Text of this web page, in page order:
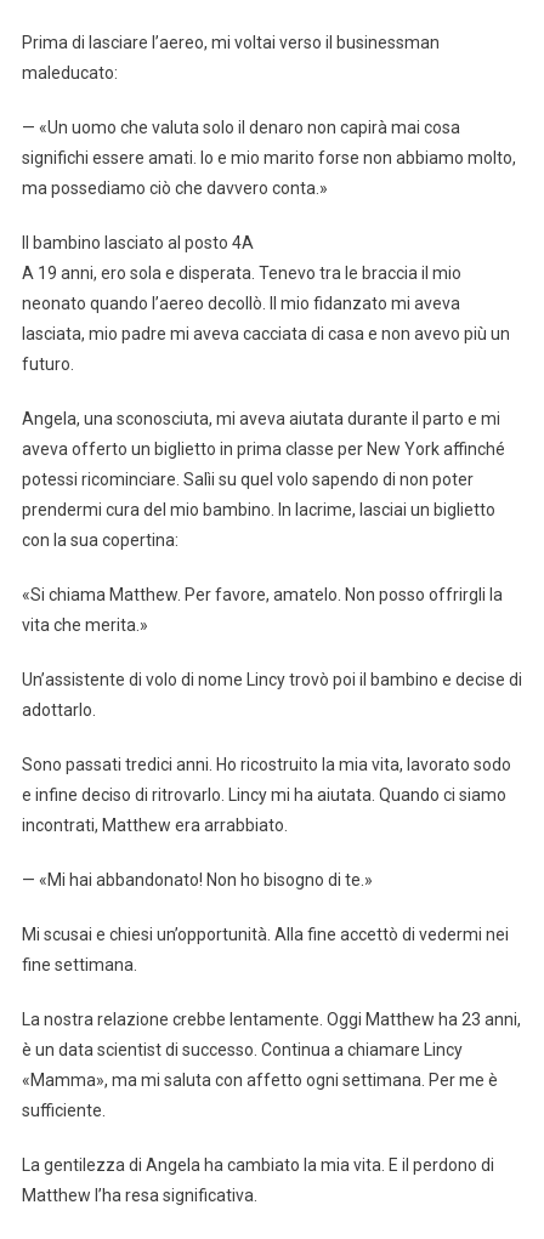
Prima di lasciare l’aereo, mi voltai verso il businessman
maleducato:
— «Un uomo che valuta solo il denaro non capirà mai cosa
significhi essere amati. Io e mio marito forse non abbiamo molto,
ma possediamo ciò che davvero conta.»
Il bambino lasciato al posto 4A
A 19 anni, ero sola e disperata. Tenevo tra le braccia il mio
neonato quando l’aereo decollò. Il mio fidanzato mi aveva
lasciata, mio padre mi aveva cacciata di casa e non avevo più un
futuro.
Angela, una sconosciuta, mi aveva aiutata durante il parto e mi
aveva offerto un biglietto in prima classe per New York affinché
potessi ricominciare. Salìi su quel volo sapendo di non poter
prendermi cura del mio bambino. In lacrime, lasciai un biglietto
con la sua copertina:
«Si chiama Matthew. Per favore, amatelo. Non posso offrirgli la
vita che merita.»
Un’assistente di volo di nome Lincy trovò poi il bambino e decise di
adottarlo.
Sono passati tredici anni. Ho ricostruito la mia vita, lavorato sodo
e infine deciso di ritrovarlo. Lincy mi ha aiutata. Quando ci siamo
incontrati, Matthew era arrabbiato.
— «Mi hai abbandonato! Non ho bisogno di te.»
Mi scusai e chiesi un’opportunità. Alla fine accettò di vedermi nei
fine settimana.
La nostra relazione crebbe lentamente. Oggi Matthew ha 23 anni,
è un data scientist di successo. Continua a chiamare Lincy
«Mamma», ma mi saluta con affetto ogni settimana. Per me è
sufficiente.
La gentilezza di Angela ha cambiato la mia vita. E il perdono di
Matthew l’ha resa significativa.